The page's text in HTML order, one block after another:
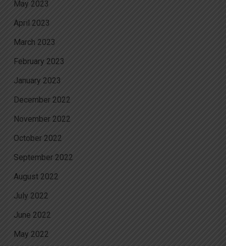
May 2023
April 2023
March 2023
February 2023
January 2023
December 2022
November 2022
October 2022
September 2022
August 2022
July 2022
June 2022
May 2022